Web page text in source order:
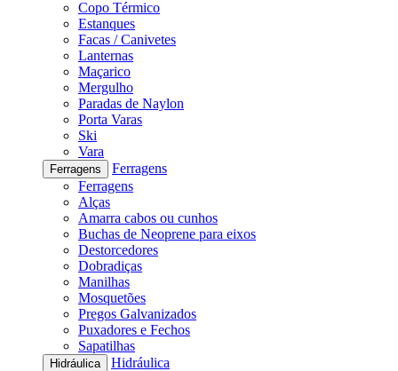
Copo Térmico
Estanques
Facas / Canivetes
Lanternas
Maçarico
Mergulho
Paradas de Naylon
Porta Varas
Ski
Vara
Ferragens
Ferragens
Ferragens
Alças
Amarra cabos ou cunhos
Buchas de Neoprene para eixos
Destorcedores
Dobradiças
Manilhas
Mosquetões
Pregos Galvanizados
Puxadores e Fechos
Sapatilhas
Hidráulica
Hidráulica